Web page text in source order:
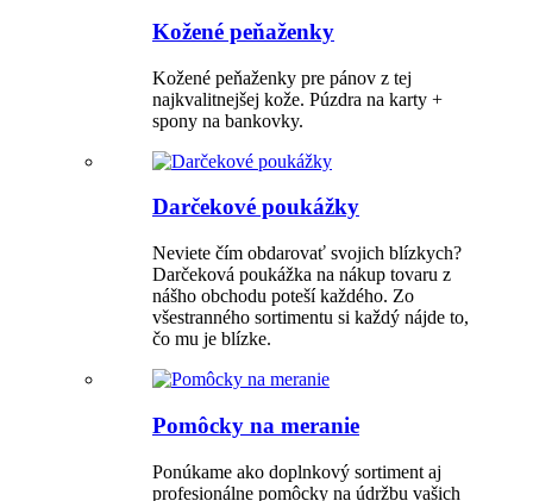
Kožené peňaženky
Kožené peňaženky pre pánov z tej
najkvalitnejšej kože. Púzdra na karty +
spony na bankovky.
Darčekové poukážky
Neviete čím obdarovať svojich blízkych?
Darčeková poukážka na nákup tovaru z
nášho obchodu poteší každého. Zo
všestranného sortimentu si každý nájde to,
čo mu je blízke.
Pomôcky na meranie
Ponúkame ako doplnkový sortiment aj
profesionálne pomôcky na údržbu vašich